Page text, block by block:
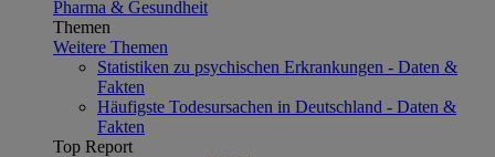
Pharma & Gesundheit
Themen
Weitere Themen
Statistiken zu psychischen Erkrankungen - Daten &
Fakten
Häufigste Todesursachen in Deutschland - Daten &
Fakten
Top Report